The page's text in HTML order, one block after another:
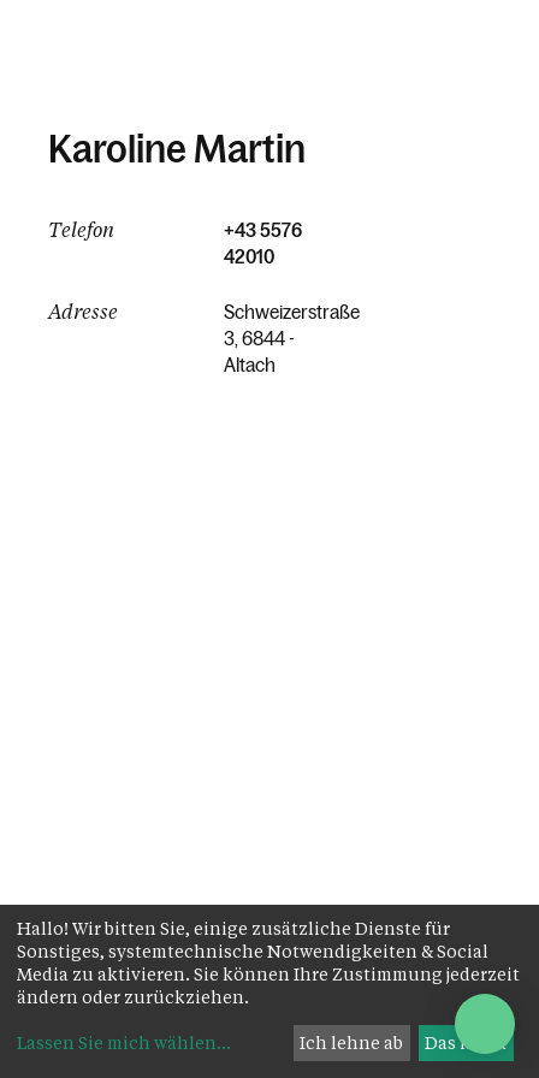
Karoline Martin
Telefon
+43 5576
42010
Adresse
Schweizerstraße
3, 6844 -
Altach
Hallo! Wir bitten Sie, einige zusätzliche Dienste für
Sonstiges, systemtechnische Notwendigkeiten & Social
Media zu aktivieren. Sie können Ihre Zustimmung jederzeit
ändern oder zurückziehen.
Lassen Sie mich wählen... Ich lehne ab Das ist ok